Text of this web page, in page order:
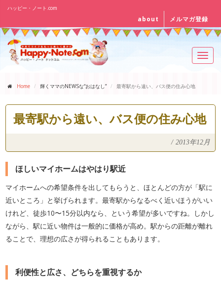
ハッピー・ノート.com
about メルマガ登録
Home 輝くママのNEWSな“おはなし” 最寄駅から遠い、バス便の住み心地
最寄駅から遠い、バス便の住み心地
/ 2013年12月
ほしいマイホームはやはり駅近
マイホームへの希望条件を出してもらうと、ほとんどの方が「駅に
近いところ」と挙げられます。最寄駅からなるべく近いほうがいい
けれど、徒歩10〜15分以内なら、という希望が多いですね。しかし
ながら、駅に近い物件は一般的に価格が高め。駅からの距離が離れ
ることで、理想の広さが得られることもあります。
利便性と広さ、どちらを重視するか